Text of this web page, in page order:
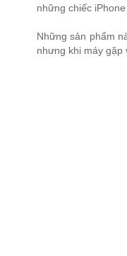
những chiếc
Những sản phẩm
nhưng khi máy gặp